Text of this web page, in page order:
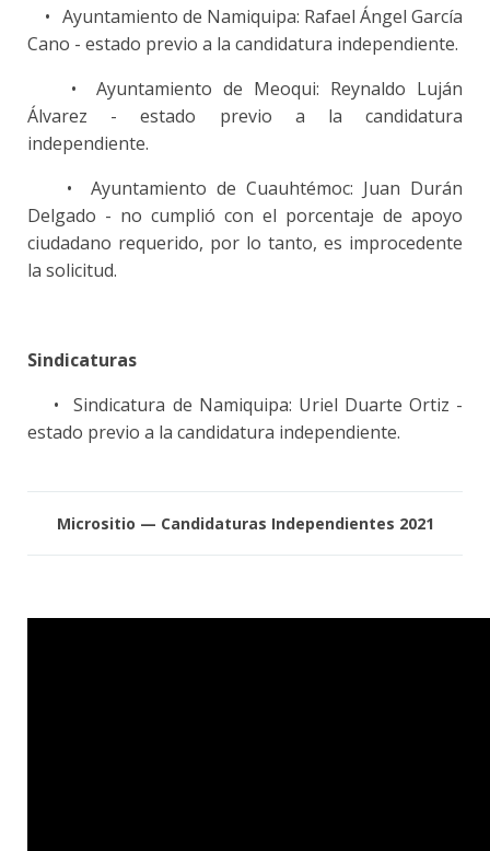
• Ayuntamiento de Namiquipa: Rafael Ángel García
Cano - estado previo a la candidatura independiente.
•
Ayuntamiento de Meoqui: Reynaldo Luján
Álvarez - estado previo a la candidatura
independiente.
•
Ayuntamiento de Cuauhtémoc: Juan Durán
Delgado - no cumplió con el porcentaje de apoyo
ciudadano requerido, por lo tanto, es improcedente
la solicitud.
Sindicaturas
•
Sindicatura de Namiquipa: Uriel Duarte Ortiz -
estado previo a la candidatura independiente.
Micrositio — Candidaturas Independientes 2021